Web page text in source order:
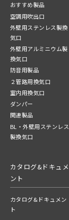
おすすめ製品
空調用吹出口
外壁用ステンレス製換
気口
外壁用アルミニウム製
換気口
防音用製品
２管路用換気口
室内用換気口
ダンパー
関連製品
BL・外壁用ステンレス
製換気口
カタログ&ドキュメ
ント
カタログ&ドキュメン
ト